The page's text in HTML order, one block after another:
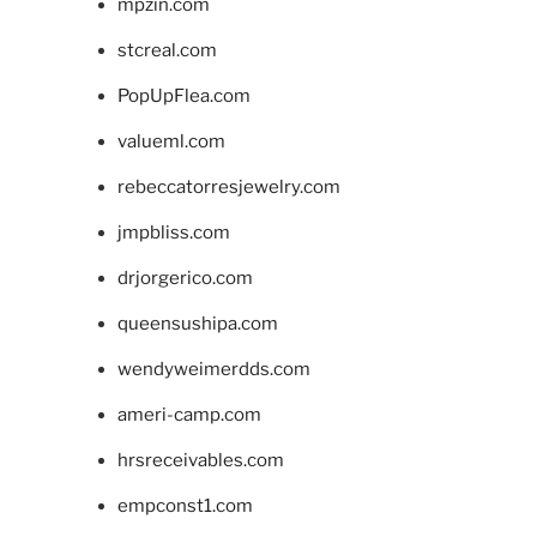
mpzin.com
stcreal.com
PopUpFlea.com
valueml.com
rebeccatorresjewelry.com
jmpbliss.com
drjorgerico.com
queensushipa.com
wendyweimerdds.com
ameri-camp.com
hrsreceivables.com
empconst1.com